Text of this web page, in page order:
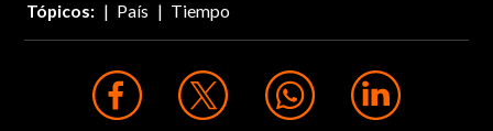
Tópicos: País Tiempo